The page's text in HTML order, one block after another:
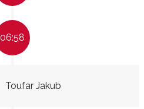
06:58
Toufar Jakub